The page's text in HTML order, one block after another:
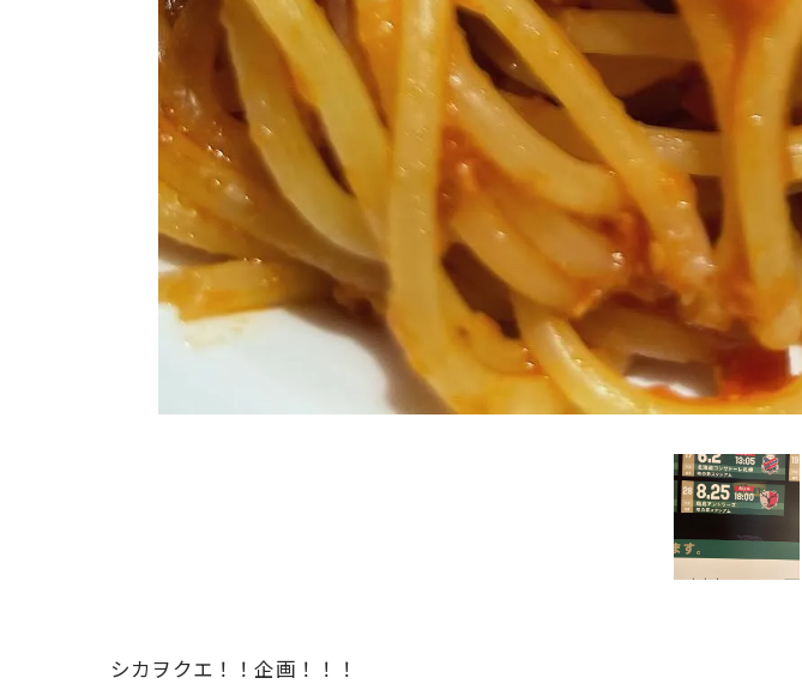
シカヲクエ！！企画！！！